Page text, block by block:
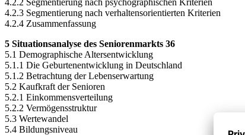
4.2.3 Segmentierung nach verhaltensorientierten Kriterien
4.2.4 Zusammenfassung
5 Situationsanalyse des Seniorenmarkts 36
5.1 Demographische Altersentwicklung
5.1.1 Die Geburtenentwicklung in Deutschland
5.1.2 Betrachtung der Lebenserwartung
5.2 Kaufkraft der Senioren
5.2.1 Einkommensverteilung
5.2.2 Vermögensstruktur
5.3 Wertewandel
5.4 Bildungsniveau